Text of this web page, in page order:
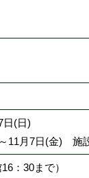
日(日)
11月7日(金) 施
：30まで）